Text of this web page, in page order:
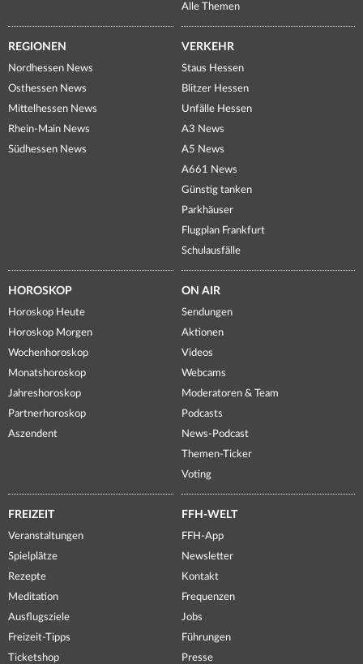
Alle Themen
REGIONEN
Nordhessen News
Osthessen News
Mittelhessen News
Rhein-Main News
Südhessen News
VERKEHR
Staus Hessen
Blitzer Hessen
Unfälle Hessen
A3 News
A5 News
A661 News
Günstig tanken
Parkhäuser
Flugplan Frankfurt
Schulausfälle
HOROSKOP
Horoskop Heute
Horoskop Morgen
Wochenhoroskop
Monatshoroskop
Jahreshoroskop
Partnerhoroskop
Aszendent
ON AIR
Sendungen
Aktionen
Videos
Webcams
Moderatoren & Team
Podcasts
News-Podcast
Themen-Ticker
Voting
FREIZEIT
Veranstaltungen
Spielplätze
Rezepte
Meditation
Ausflugsziele
Freizeit-Tipps
Ticketshop
FFH-WELT
FFH-App
Newsletter
Kontakt
Frequenzen
Jobs
Führungen
Presse